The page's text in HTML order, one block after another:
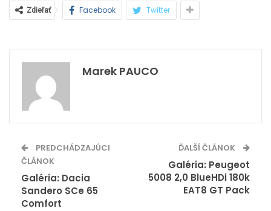
Zdieľať Facebook Twitter
Marek PAUCO
PREDCHÁDZAJÚCI
ČLÁNOK
Galéria: Dacia
Sandero SCe 65
Comfort
ĎALŠÍ ČLÁNOK
Galéria: Peugeot
5008 2,0 BlueHDi 180k
EAT8 GT Pack